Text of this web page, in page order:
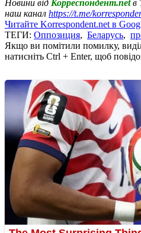
Новини від Корреспондент.netв
наш канал https://t.me/
Читайте Korrespondent.net в
ТЕГИ: Оппозиция, Беларусь,
Якщо ви помітили помилку,
натисніть Ctrl + Enter, щоб